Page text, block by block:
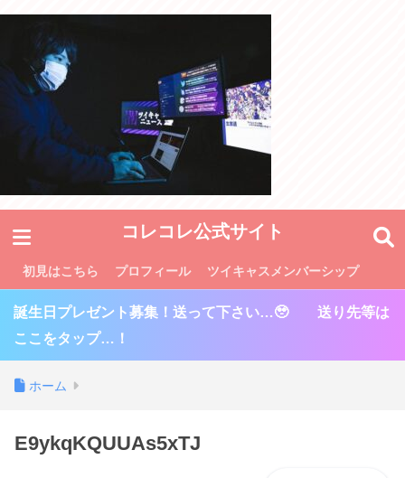
コレコレ公式サイト
初見はこちら プロフィール ツイキャスメンバーシップ
誕生日プレゼント募集！送って下さい…🥹 送り先等は
ここをタップ…！
ホーム
E9ykqKQUUAs5xTJ